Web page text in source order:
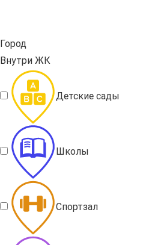
Город
Внутри ЖК
Детские сады
Школы
Спортзал